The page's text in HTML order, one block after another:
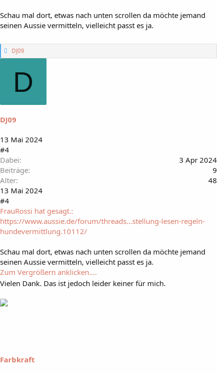
Schau mal dort, etwas nach unten scrollen da möchte jemand
seinen Aussie vermitteln, vielleicht passt es ja.
G
e
m
r
DJ09
D
DJ09
13 Mai 2024
#4
Dabei
3 Apr 2024
Beiträge
9
Alter
48
13 Mai 2024
#4
FrauRossi hat gesagt.:
https://www.aussie.de/forum/threads...stellung-lesen-regeln-
hundevermittlung.10112/
Schau mal dort, etwas nach unten scrollen da möchte jemand
seinen Aussie vermitteln, vielleicht passt es ja.
Zum Vergrößern anklicken....
Vielen Dank. Das ist jedoch leider keiner für mich.
Farbkraft